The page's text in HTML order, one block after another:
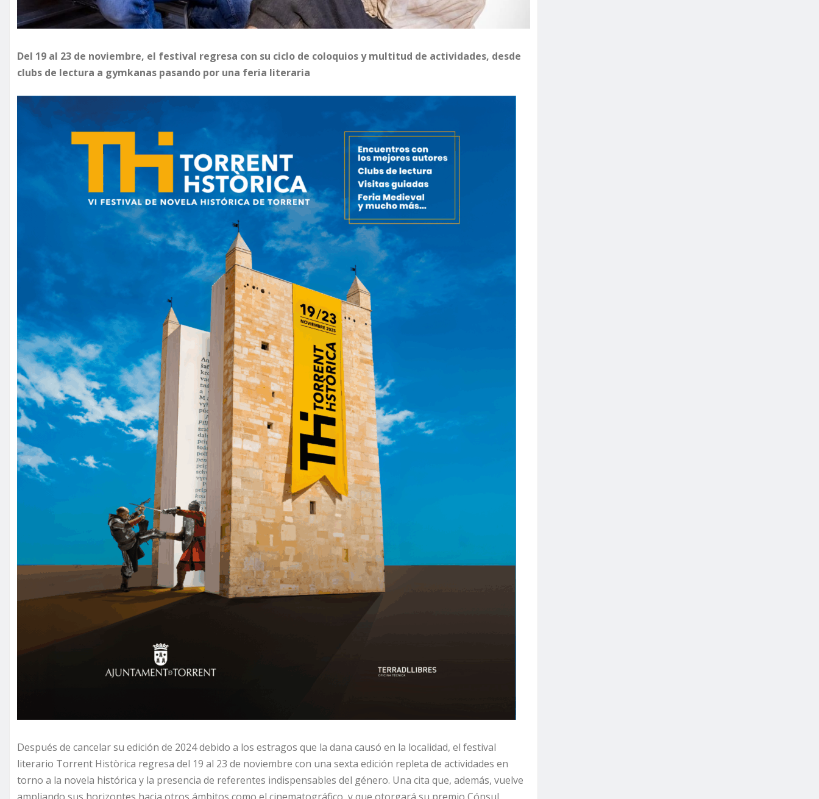
Del 19 al 23 de noviembre, el festival regresa con su ciclo de coloquios y multitud de actividades, desde
clubs de lectura a gymkanas pasando por una feria literaria
Después de cancelar su edición de 2024 debido a los estragos que la dana causó en la localidad, el festival
literario Torrent Històrica regresa del 19 al 23 de noviembre con una sexta edición repleta de actividades en
torno a la novela histórica y la presencia de referentes indispensables del género. Una cita que, además, vuelve